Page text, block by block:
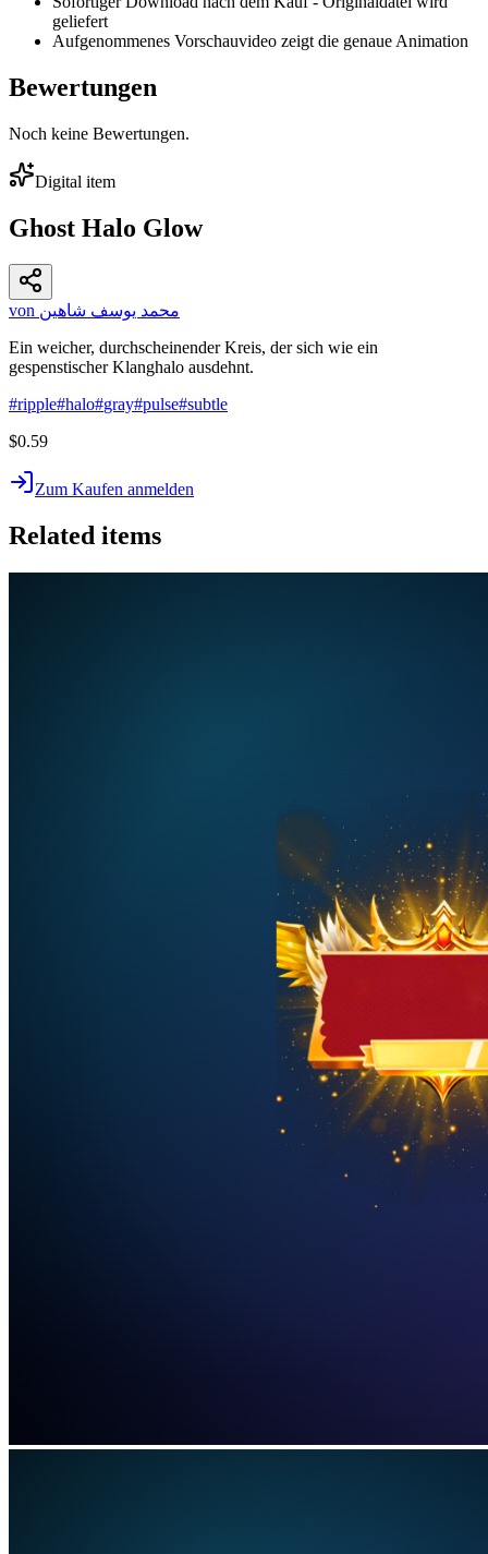
geliefert
Aufgenommenes Vorschauvideo zeigt die genaue Animation
Bewertungen
Noch keine Bewertungen.
Digital item
Ghost Halo Glow
von محمد يوسف شاهين
Ein weicher, durchscheinender Kreis, der sich wie ein
gespenstischer Klanghalo ausdehnt.
#ripple#halo#gray#pulse#subtle
$0.59
Zum Kaufen anmelden
Related items